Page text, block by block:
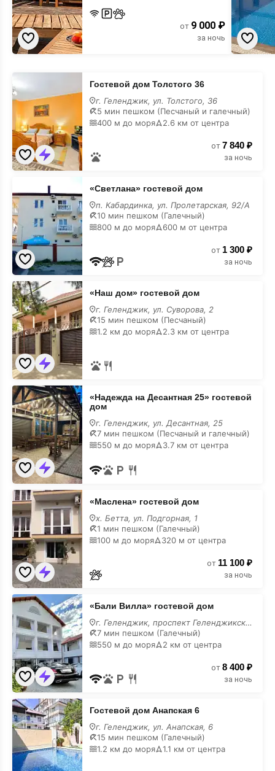
от 9 000 ₽
за ночь
дом
Толстого
кухней
Гостевой дом Толстого 36
г. Геленджик, ул. Толстого, 36
5 мин пешком (Песчаный и галечный)
400 м до моря
2.6 км от центра
от 7 840 ₽
за ночь
гостевой
дом
с
кухней
«Светлана» гостевой дом
п. Кабардинка, ул. Пролетарская, 92/А
10 мин пешком (Галечный)
800 м до моря
600 м от центра
от 1 300 ₽
за ночь
«Наш
дом»
гостевой
дом
с
кухней
«Наш дом» гостевой дом
г. Геленджик, ул. Суворова, 2
15 мин пешком (Песчаный)
1.2 км до моря
2.3 км от центра
«Надежда
на
Десантная
25»
гостевой
дом
с
кухней
«Надежда на Десантная 25» гостевой
дом
г. Геленджик, ул. Десантная, 25
7 мин пешком (Песчаный и галечный)
550 м до моря
3.7 км от центра
«Маслена»
гостевой
дом
с
кухней
«Маслена» гостевой дом
х. Бетта, ул. Подгорная, 1
1 мин пешком (Галечный)
100 м до моря
320 м от центра
от 11 100 ₽
за ночь
«Бали
Вилла»
гостевой
дом
с
кухней
«Бали Вилла» гостевой дом
г. Геленджик, проспект Геленджикский, 85
7 мин пешком (Галечный)
550 м до моря
2 км от центра
от 8 400 ₽
за ночь
Гостевой
дом
Анапская
6
кухней
Гостевой дом Анапская 6
г. Геленджик, ул. Анапская, 6
15 мин пешком (Галечный)
1.2 км до моря
1.1 км от центра